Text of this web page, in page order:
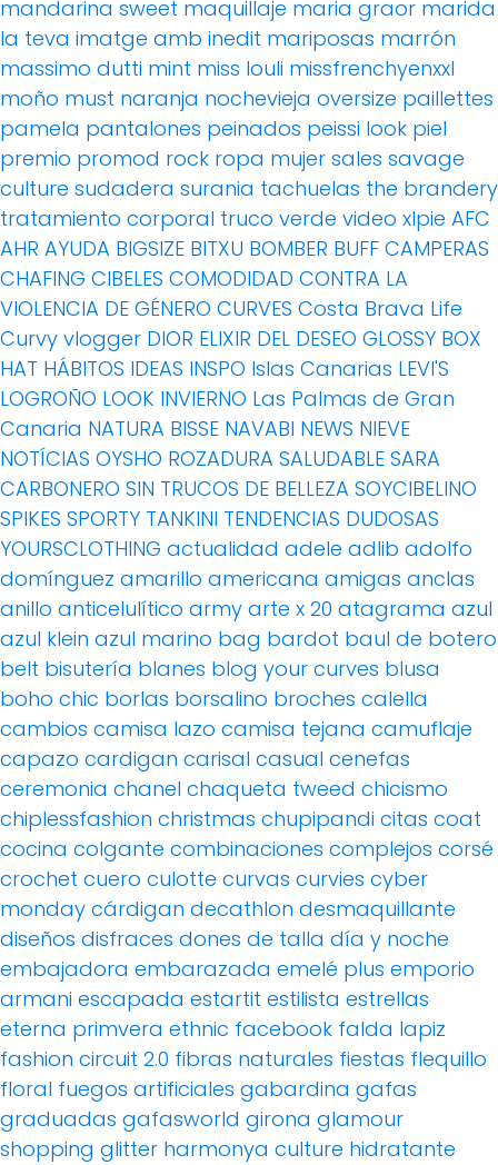
mandarina sweet maquillaje maria graor marida
la teva imatge amb inedit mariposas marrón
massimo dutti mint miss louli missfrenchyenxxl
moño must naranja nochevieja oversize paillettes
pamela pantalones peinados peissi look piel
premio promod rock ropa mujer sales savage
culture sudadera surania tachuelas the brandery
tratamiento corporal truco verde video xlpie AFC
AHR AYUDA BIGSIZE BITXU BOMBER BUFF CAMPERAS
CHAFING CIBELES COMODIDAD CONTRA LA
VIOLENCIA DE GÉNERO CURVES Costa Brava Life
Curvy vlogger DIOR ELIXIR DEL DESEO GLOSSY BOX
HAT HÁBITOS IDEAS INSPO Islas Canarias LEVI'S
LOGROÑO LOOK INVIERNO Las Palmas de Gran
Canaria NATURA BISSE NAVABI NEWS NIEVE
NOTÍCIAS OYSHO ROZADURA SALUDABLE SARA
CARBONERO SIN TRUCOS DE BELLEZA SOYCIBELINO
SPIKES SPORTY TANKINI TENDENCIAS DUDOSAS
YOURSCLOTHING actualidad adele adlib adolfo
domínguez amarillo americana amigas anclas
anillo anticelulítico army arte x 20 atagrama azul
azul klein azul marino bag bardot baul de botero
belt bisutería blanes blog your curves blusa
boho chic borlas borsalino broches calella
cambios camisa lazo camisa tejana camuflaje
capazo cardigan carisal casual cenefas
ceremonia chanel chaqueta tweed chicismo
chiplessfashion christmas chupipandi citas coat
cocina colgante combinaciones complejos corsé
crochet cuero culotte curvas curvies cyber
monday cárdigan decathlon desmaquillante
diseños disfraces dones de talla día y noche
embajadora embarazada emelé plus emporio
armani escapada estartit estilista estrellas
eterna primvera ethnic facebook falda lapiz
fashion circuit 2.0 fibras naturales fiestas flequillo
floral fuegos artificiales gabardina gafas
graduadas gafasworld girona glamour
shopping glitter harmonya culture hidratante